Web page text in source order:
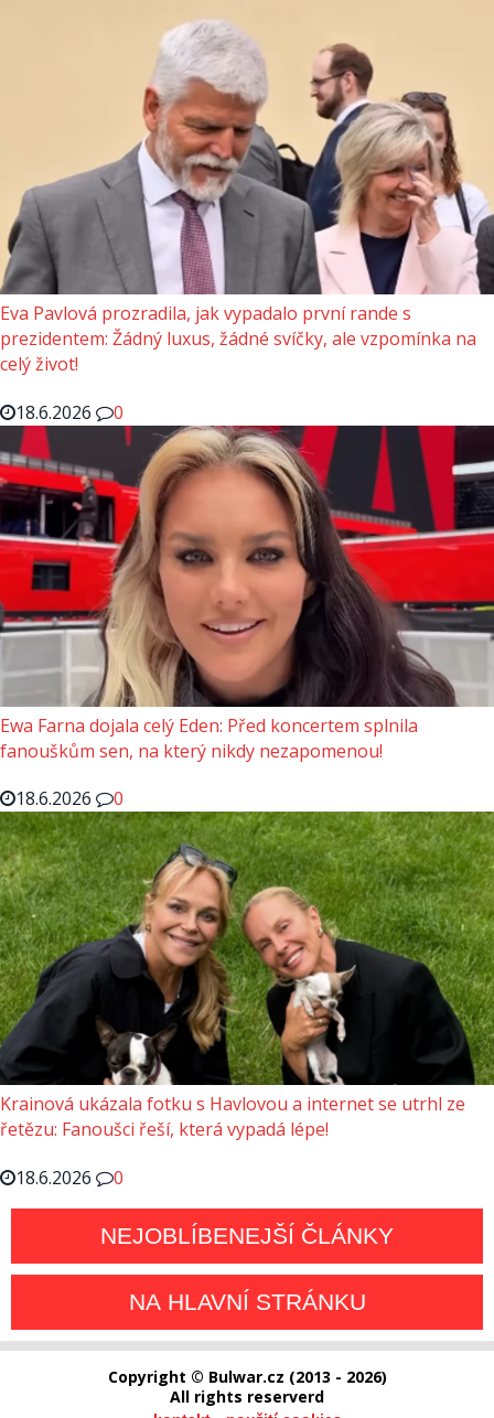
Eva Pavlová prozradila, jak vypadalo první rande s
prezidentem: Žádný luxus, žádné svíčky, ale vzpomínka na
celý život!
18.6.2026
0
Ewa Farna dojala celý Eden: Před koncertem splnila
fanouškům sen, na který nikdy nezapomenou!
18.6.2026
0
Krainová ukázala fotku s Havlovou a internet se utrhl ze
řetězu: Fanoušci řeší, která vypadá lépe!
18.6.2026
0
NEJOBLÍBENEJŠÍ ČLÁNKY
NA HLAVNÍ STRÁNKU
Copyright © Bulwar.cz (2013 - 2026)
All rights reserverd